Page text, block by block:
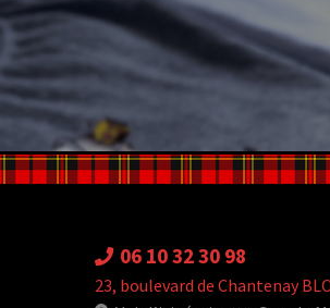
06 10 32 30 98
23, boulevard de Chantenay